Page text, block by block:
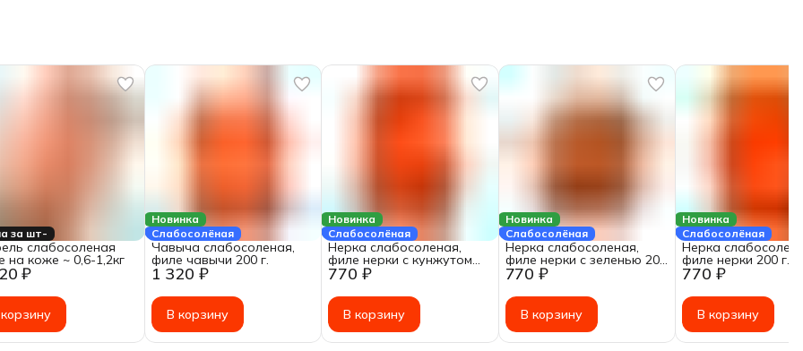
за шт-
₽
cлабосоленая
на коже ~ 0,6-1,2кг
Новинка
Слабосолёная
1 320 ₽
Чавыча слабосоленая,
филе чавычи 200 г.
В корзину
Новинка
Слабосолёная
770 ₽
Нерка слабосоленая,
филе нерки с кунжутом
200 г.
В корзину
Новинка
Слабосолёная
770 ₽
Нерка слабосоленая,
филе нерки с зеленью 200
г.
В корзину
Новинка
Слабосолёная
770 ₽
Нерка
филе нерки 200 г.
В корзину